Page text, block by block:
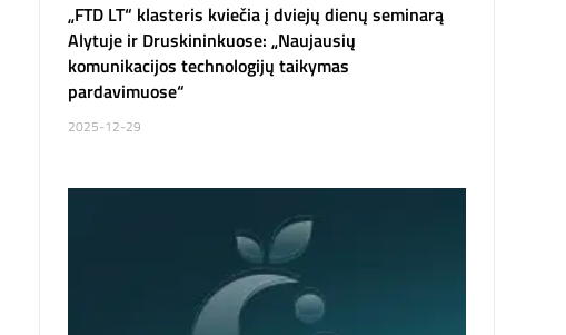
„FTD LT“ klasteris kviečia į dviejų dienų seminarą
Alytuje ir Druskininkuose: „Naujausių
komunikacijos technologijų taikymas
pardavimuose“
2025-12-29